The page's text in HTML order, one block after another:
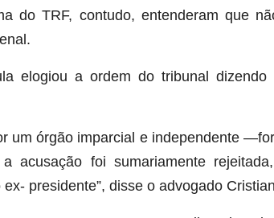
do TRF, contudo, entenderam que
elogiou a ordem do tribunal
um órgão imparcial e independente
acusação foi sumariamente
presidente”, disse o advogado